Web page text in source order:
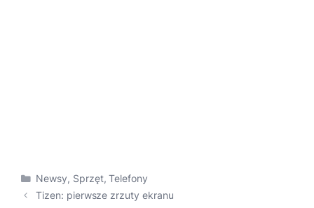
Kategorie
Newsy, Sprzęt,Telefony
Tizen: pierwsze zrzuty ekranu